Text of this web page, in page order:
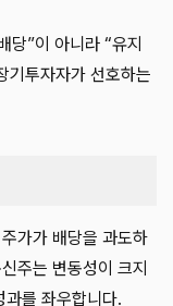
당”이 아니라 “유지
기투자자가 선호하는
가가 배당을 과도하
주는 변동성이 크지
를 좌우합니다.